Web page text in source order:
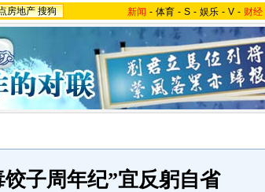
房地产 搜狗 新闻 - 体育 - S - 娱乐 - V - 财经
子周年纪”宜反躬自省